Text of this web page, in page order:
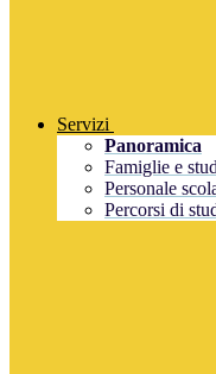
Servizi
Panoramica
Famiglie e
Personale
Percorsi di